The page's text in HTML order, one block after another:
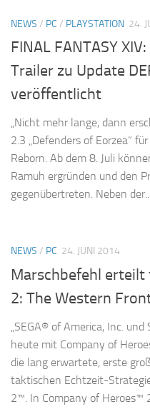
NEWS / PC / PLAYSTATION 24.
FINAL FANTASY
Trailer zu Update
veröffentlicht
„Nicht mehr lange, dann
2.3 „Defenders of Eorzea“
Reborn. Ab dem 8. Juli
Ramuh ergründen und den
gegenübertreten. Neben
NEWS / PC 24. JUNI 2014
Marschbefehl erteilt
2: The Western
„SEGA® of America, Inc.
heute mit Company of
die lang erwartete, erste
taktischen Echtzeit-
2™. In Company of Heroes™ 2: